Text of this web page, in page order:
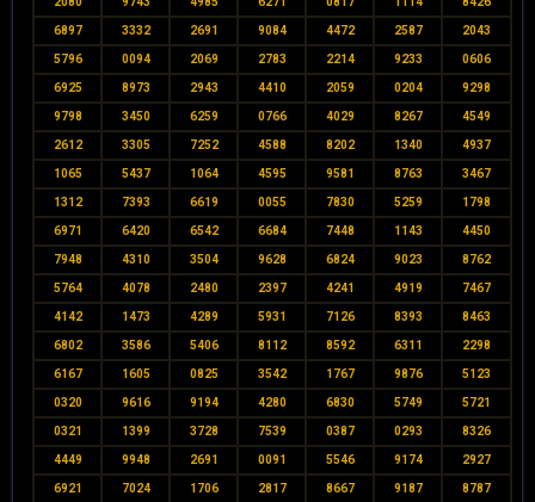
6897 3332 2691 9084 4472 2587 2043
5796 0094 2069 2783 2214 9233 0606
6925 8973 2943 4410 2059 0204 9298
9798 3450 6259 0766 4029 8267 4549
2612 3305 7252 4588 8202 1340 4937
1065 5437 1064 4595 9581 8763 3467
1312 7393 6619 0055 7830 5259 1798
6971 6420 6542 6684 7448 1143 4450
7948 4310 3504 9628 6824 9023 8762
5764 4078 2480 2397 4241 4919 7467
4142 1473 4289 5931 7126 8393 8463
6802 3586 5406 8112 8592 6311 2298
6167 1605 0825 3542 1767 9876 5123
0320 9616 9194 4280 6830 5749 5721
0321 1399 3728 7539 0387 0293 8326
4449 9948 2691 0091 5546 9174 2927
6921 7024 1706 2817 8667 9187 8787